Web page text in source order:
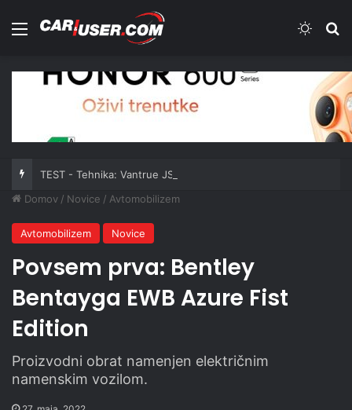
Meni
TEST - Tehnika: Vantrue JS3
Domov / Novice / Avtomobilizem
Avtomobilizem Novice
Povsem prva: Bentley
Bentayga EWB Azure Fist
Edition
Proizvodni obrat namenjen električnim
namenskim vozilom.